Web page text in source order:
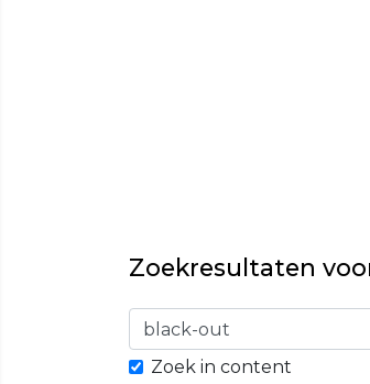
Zoekresultaten
Zoek in content